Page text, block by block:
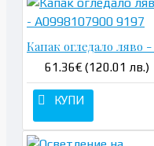
61.36€ (120.01 лв.)
КУПИ